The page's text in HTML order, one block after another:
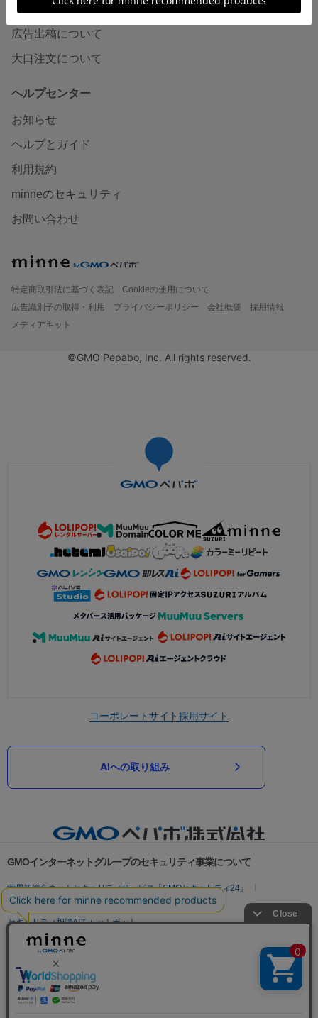
企業の方へ
広告出稿について
大口注文について
ヘルプセンター
お知らせ
ヘルプとガイド
利用規約
minneのセキュリティ
お問い合わせ
特定商取引法に基づく表記
Cookieの使用について
広告識別子の取得・利用
プライバシーポリシー 会社概要
採用情報
メディアキット
©GMO Pepabo, Inc. All rights reserved.
コーポレートサイト採用サイト
AIへの取り組み
GMOインターネットグループのセキュリティ事業について
世界初総合ネットセキュリティサービス「GMOセキュリティ24」
パスワード漏洩診断
Webサイトリスク診断
セキュリティ相談AIチャットボット
実在証明・盗聴対策
サイバー攻撃対策（GMO Flatt Security）
セキュリティ事業の軌跡